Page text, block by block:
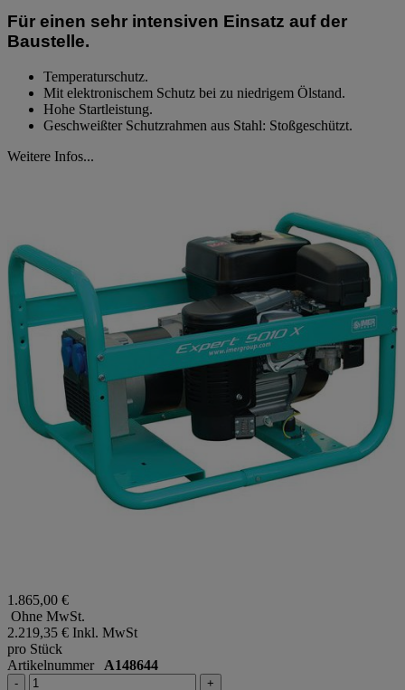
derselben
Seite.
Für einen sehr intensiven Einsatz auf der
Baustelle.
Temperaturschutz.
Mit elektronischem Schutz bei zu niedrigem Ölstand.
Hohe Startleistung.
Geschweißter Schutzrahmen aus Stahl: Stoßgeschützt.
Weitere Infos...
1.865,00 €
Ohne MwSt.
2.219,35 € Inkl. MwSt
pro Stück
Artikelnummer A148644
- +